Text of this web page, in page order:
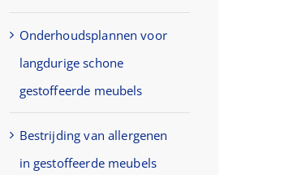
Onderhoudsplannen voor
langdurige schone
gestoffeerde meubels
Bestrijding van allergenen
in gestoffeerde meubels